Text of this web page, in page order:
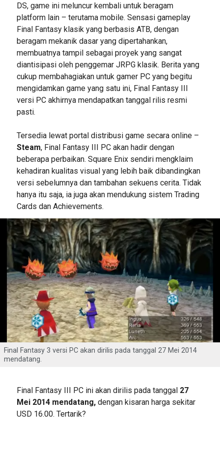
DS, game ini meluncur kembali untuk beragam
platform lain – terutama mobile. Sensasi gameplay
Final Fantasy klasik yang berbasis ATB, dengan
beragam mekanik dasar yang dipertahankan,
membuatnya tampil sebagai proyek yang sangat
diantisipasi oleh penggemar JRPG klasik. Berita yang
cukup membahagiakan untuk gamer PC yang begitu
mengidamkan game yang satu ini, Final Fantasy III
versi PC akhirnya mendapatkan tanggal rilis resmi
pasti.
Tersedia lewat portal distribusi game secara online –
Steam, Final Fantasy III PC akan hadir dengan
beberapa perbaikan. Square Enix sendiri mengklaim
kehadiran kualitas visual yang lebih baik dibandingkan
versi sebelumnya dan tambahan sekuens cerita. Tidak
hanya itu saja, ia juga akan mendukung sistem Trading
Cards dan Achievements.
Final Fantasy 3 versi PC akan dirilis pada tanggal 27 Mei 2014
mendatang.
Final Fantasy III PC ini akan dirilis pada tanggal 27
Mei 2014 mendatang,dengan kisaran harga sekitar
USD 16.00. Tertarik?